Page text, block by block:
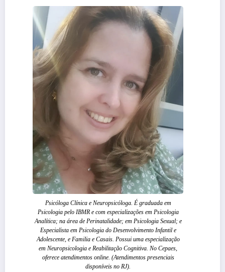
Psicóloga Clínica e Neuropsicóloga. É graduada em
Psicologia pelo IBMR e com especializações em Psicologia
Analítica; na área de Perinatalidade; em Psicologia Sexual; e
Especialista em Psicologia do Desenvolvimento Infantil e
Adolescente, e Familia e Casais. Possui uma especialização
em Neuropsicologia e Reabilitação Cognitiva. No Cepaes,
oferece atendimentos online. (Atendimentos presenciais
disponíveis no RJ).